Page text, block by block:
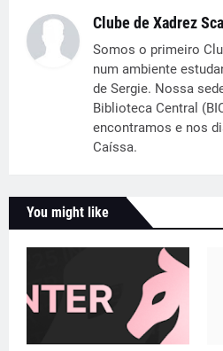
Clube de Xadrez
Somos o primeiro
num ambiente
de Sergie. Nossa
Biblioteca Central
encontramos e nos
Caíssa.
You might like